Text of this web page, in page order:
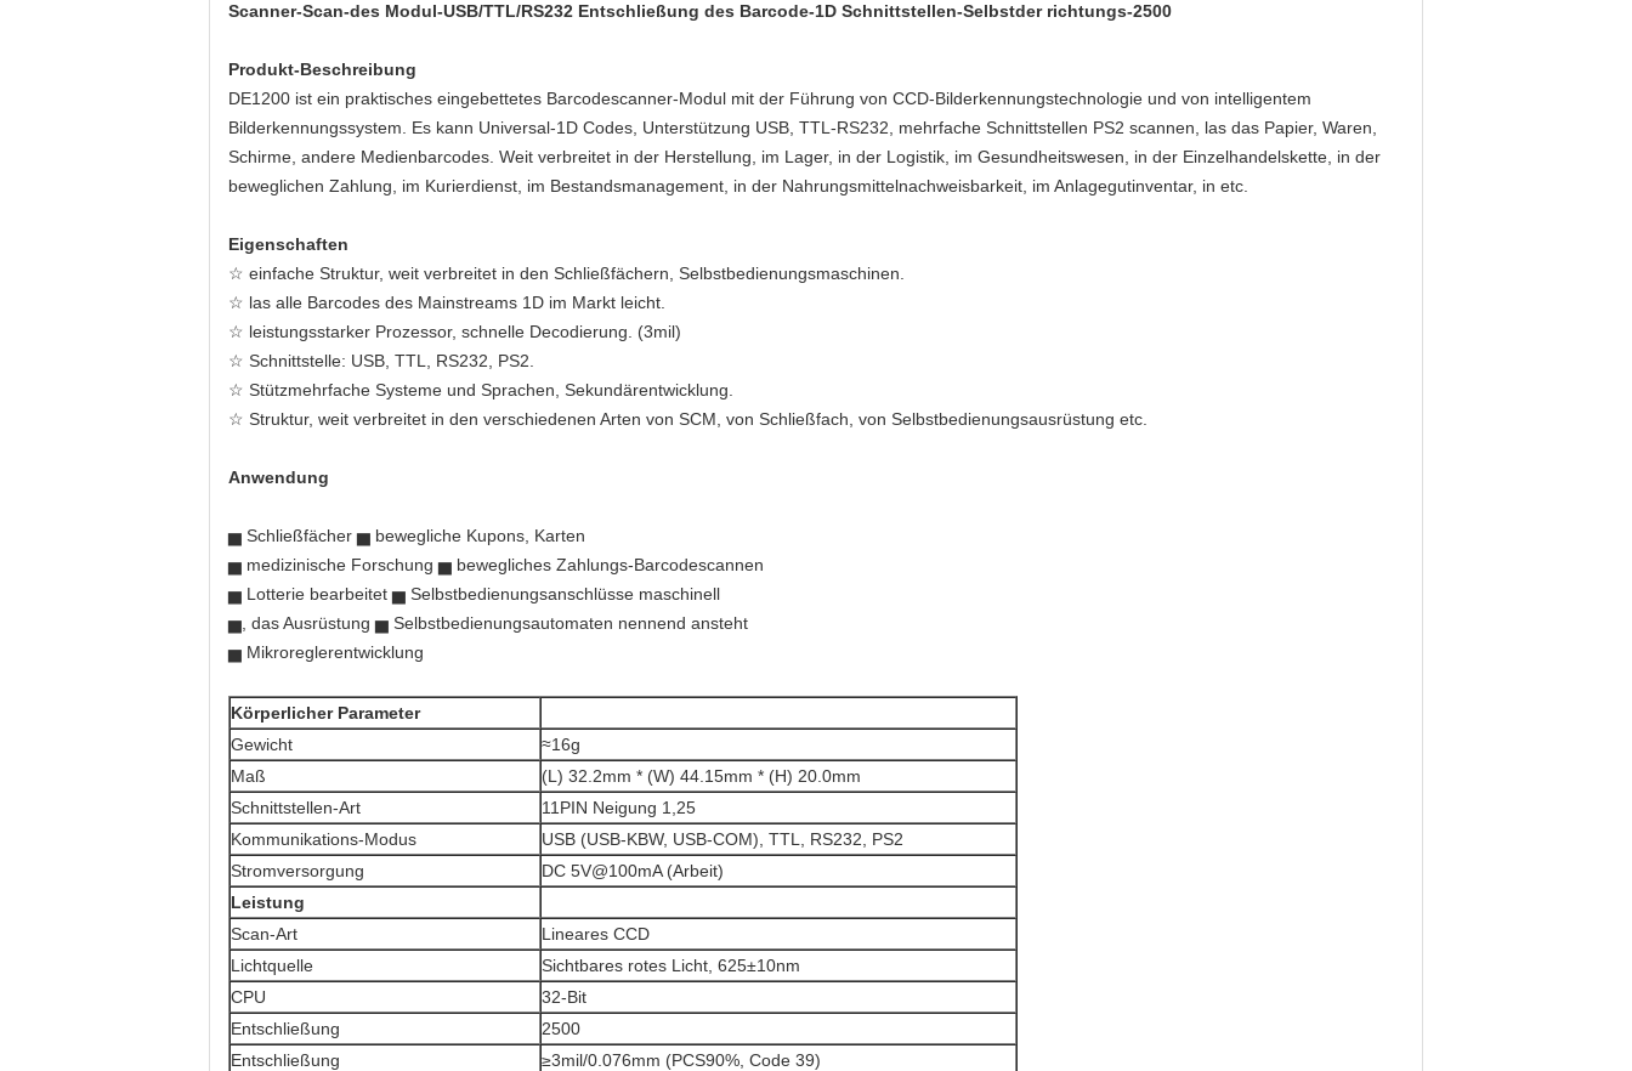
Scanner-Scan-des Modul-USB/TTL/RS232 Entschließung des Barcode-1D Schnittstellen-Selbstder richtungs-2500
Produkt-Beschreibung
DE1200 ist ein praktisches eingebettetes Barcodescanner-Modul mit der Führung von CCD-Bilderkennungstechnologie und von intelligentem
Bilderkennungssystem. Es kann Universal-1D Codes, Unterstützung USB, TTL-RS232, mehrfache Schnittstellen PS2 scannen, las das Papier, Waren,
Schirme, andere Medienbarcodes. Weit verbreitet in der Herstellung, im Lager, in der Logistik, im Gesundheitswesen, in der Einzelhandelskette, in der
beweglichen Zahlung, im Kurierdienst, im Bestandsmanagement, in der Nahrungsmittelnachweisbarkeit, im Anlagegutinventar, in etc.
Eigenschaften
☆ einfache Struktur, weit verbreitet in den Schließfächern, Selbstbedienungsmaschinen.
☆ las alle Barcodes des Mainstreams 1D im Markt leicht.
☆ leistungsstarker Prozessor, schnelle Decodierung. (3mil)
☆ Schnittstelle: USB, TTL, RS232, PS2.
☆ Stützmehrfache Systeme und Sprachen, Sekundärentwicklung.
☆ Struktur, weit verbreitet in den verschiedenen Arten von SCM, von Schließfach, von Selbstbedienungsausrüstung etc.
Anwendung
▅ Schließfächer ▅ bewegliche Kupons, Karten
▅ medizinische Forschung ▅ bewegliches Zahlungs-Barcodescannen
▅ Lotterie bearbeitet ▅ Selbstbedienungsanschlüsse maschinell
▅, das Ausrüstung ▅ Selbstbedienungsautomaten nennend ansteht
▅ Mikroreglerentwicklung
Körperlicher Parameter
Gewicht
≈16g
Maß
(L) 32.2mm * (W) 44.15mm * (H) 20.0mm
Schnittstellen-Art
11PIN Neigung 1,25
Kommunikations-Modus
USB (USB-KBW, USB-COM), TTL, RS232, PS2
Stromversorgung
DC 5V@100mA (Arbeit)
Leistung
Scan-Art
Lineares CCD
Lichtquelle
Sichtbares rotes Licht, 625±10nm
CPU
32-Bit
Entschließung
2500
Entschließung
≥3mil/0.076mm (PCS90%, Code 39)